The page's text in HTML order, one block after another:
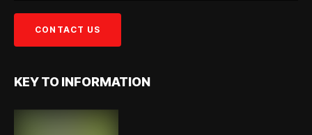
KEY TO INFORMATION